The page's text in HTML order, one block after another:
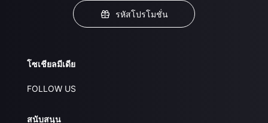
รหัสโปรโมชั่น
โซเชียลมีเดีย
FOLLOW US
สนับสนุน